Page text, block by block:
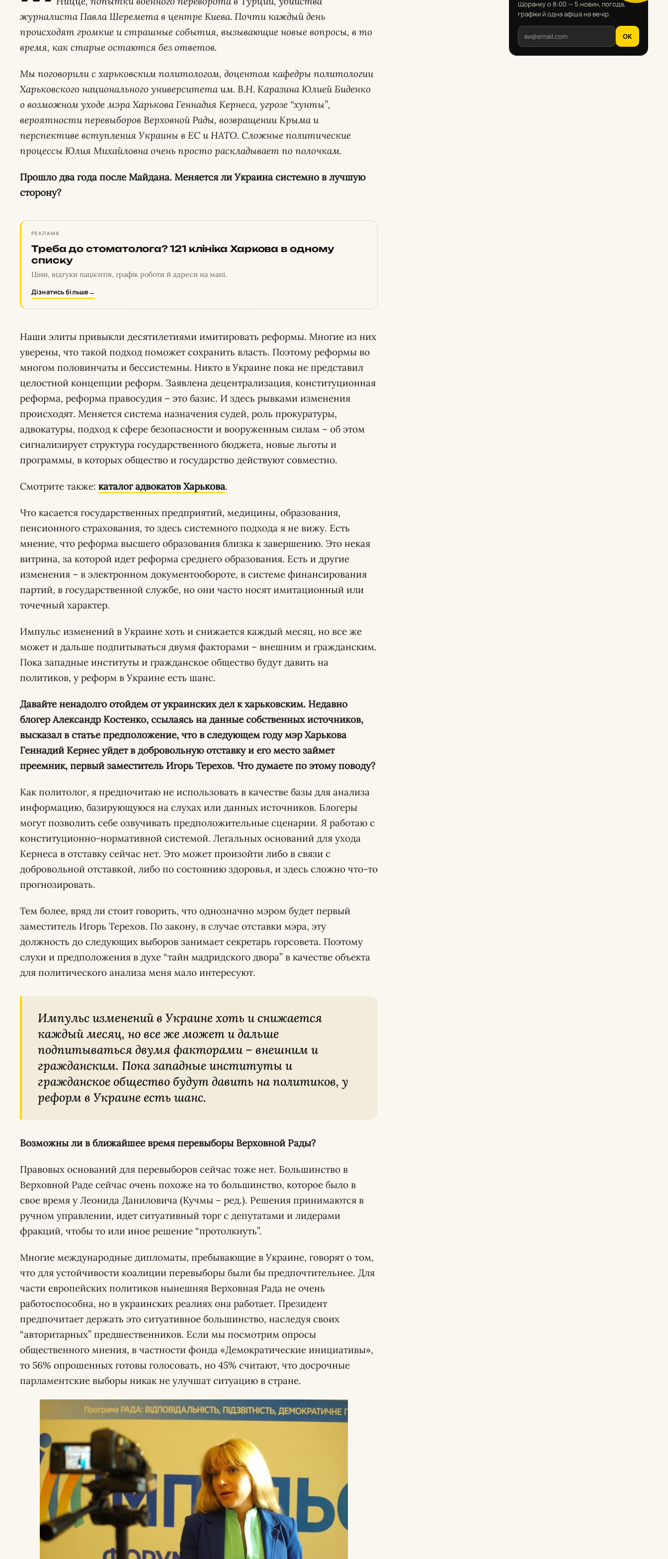
журналиста Павла Шеремета в центре Киева. Почти каждый день
происходят громкие и страшные события, вызывающие новые вопросы, в то
время, как старые остаются без ответов.
Мы поговорили с харьковским политологом, доцентом кафедры политологии
Харьковского национального университета им. В.Н. Каразина Юлией Биденко
о возможном уходе мэра Харькова Геннадия Кернеса, угрозе “хунты”,
вероятности перевыборов Верховной Рады, возвращении Крыма и
перспективе вступления Украины в ЕС и НАТО. Сложные политические
процессы Юлия Михайловна очень просто раскладывает по полочкам.
Прошло два года после Майдана. Меняется ли Украина системно в лучшую
сторону?
РЕКЛАМА
Треба до стоматолога? 121 клініка Харкова в одному
списку
Ціни, відгуки пацієнтів, графік роботи й адреси на мапі.
Дізнатись більше→
Наши элиты привыкли десятилетиями имитировать реформы. Многие из них
уверены, что такой подход поможет сохранить власть. Поэтому реформы во
многом половинчаты и бессистемны. Никто в Украине пока не представил
целостной концепции реформ. Заявлена децентрализация, конституционная
реформа, реформа правосудия – это базис. И здесь рывками изменения
происходят. Меняется система назначения судей, роль прокуратуры,
адвокатуры, подход к сфере безопасности и вооруженным силам – об этом
сигнализирует структура государственного бюджета, новые льготы и
программы, в которых общество и государство действуют совместно.
Смотрите также: каталог адвокатов Харькова.
Что касается государственных предприятий, медицины, образования,
пенсионного страхования, то здесь системного подхода я не вижу. Есть
мнение, что реформа высшего образования близка к завершению. Это некая
витрина, за которой идет реформа среднего образования. Есть и другие
изменения – в электронном документообороте, в системе финансирования
партий, в государственной службе, но они часто носят имитационный или
точечный характер.
Импульс изменений в Украине хоть и снижается каждый месяц, но все же
может и дальше подпитываться двумя факторами – внешним и гражданским.
Пока западные институты и гражданское общество будут давить на
политиков, у реформ в Украине есть шанс.
Давайте ненадолго отойдем от украинских дел к харьковским. Недавно
блогер Александр Костенко, ссылаясь на данные собственных источников,
высказал в статье предположение, что в следующем году мэр Харькова
Геннадий Кернес уйдет в добровольную отставку и его место займет
преемник, первый заместитель Игорь Терехов. Что думаете по этому поводу?
Как политолог, я предпочитаю не использовать в качестве базы для анализа
информацию, базирующуюся на слухах или данных источников. Блогеры
могут позволить себе озвучивать предположительные сценарии. Я работаю с
конституционно-нормативной системой. Легальных оснований для ухода
Кернеса в отставку сейчас нет. Это может произойти либо в связи с
добровольной отставкой, либо по состоянию здоровья, и здесь сложно что-то
прогнозировать.
Тем более, вряд ли стоит говорить, что однозначно мэром будет первый
заместитель Игорь Терехов. По закону, в случае отставки мэра, эту
должность до следующих выборов занимает секретарь горсовета. Поэтому
слухи и предположения в духе “тайн мадридского двора” в качестве объекта
для политического анализа меня мало интересуют.
Импульс изменений в Украине хоть и снижается
каждый месяц, но все же может и дальше
подпитываться двумя факторами – внешним и
гражданским. Пока западные институты и
гражданское общество будут давить на политиков, у
реформ в Украине есть шанс.
Возможны ли в ближайшее время перевыборы Верховной Рады?
Правовых оснований для перевыборов сейчас тоже нет. Большинство в
Верховной Раде сейчас очень похоже на то большинство, которое было в
свое время у Леонида Даниловича (Кучмы – ред.). Решения принимаются в
ручном управлении, идет ситуативный торг с депутатами и лидерами
фракций, чтобы то или иное решение “протолкнуть”.
Многие международные дипломаты, пребывающие в Украине, говорят о том,
что для устойчивости коалиции перевыборы были бы предпочтительнее. Для
части европейских политиков нынешняя Верховная Рада не очень
работоспособна, но в украинских реалиях она работает. Президент
предпочитает держать это ситуативное большинство, наследуя своих
“авторитарных” предшественников. Если мы посмотрим опросы
общественного мнения, в частности фонда «Демократические инициативы»,
то 56% опрошенных готовы голосовать, но 45% считают, что досрочные
парламентские выборы никак не улучшат ситуацию в стране.
Щоранку о 8:00 — 5 новин, погода,
графіки й одна афіша на вечір.
OK